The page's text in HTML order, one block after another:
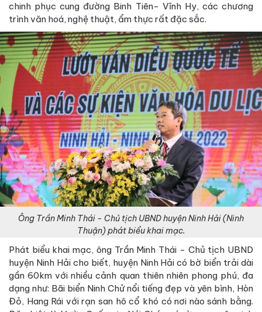
chinh phục cung đường Binh Tiên- Vĩnh Hy, các chương
trình văn hoá, nghệ thuật, ẩm thực rất đặc sắc.
Ông Trần Minh Thái - Chủ tịch UBND huyện Ninh Hải (Ninh
Thuận) phát biểu khai mạc.
Phát biểu khai mạc, ông Trần Minh Thái - Chủ tịch UBND
huyện Ninh Hải cho biết, huyện Ninh Hải có bờ biển trải dài
gần 60km với nhiều cảnh quan thiên nhiên phong phú, đa
dạng như: Bãi biển Ninh Chử nổi tiếng đẹp và yên bình, Hòn
Đỏ, Hang Rái với rạn san hô cổ khó có nơi nào sánh bằng.